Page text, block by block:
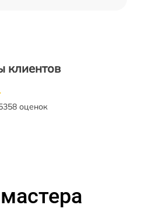
клиентов
оценок